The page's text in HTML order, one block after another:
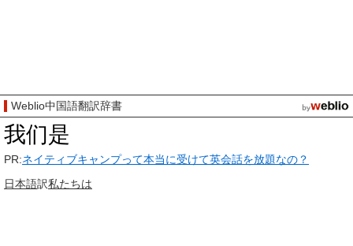
Weblio中国語翻訳辞書
我们是
PR:ネイティブキャンプって本当に受けて英会話を放題なの？
日本語訳私たちは